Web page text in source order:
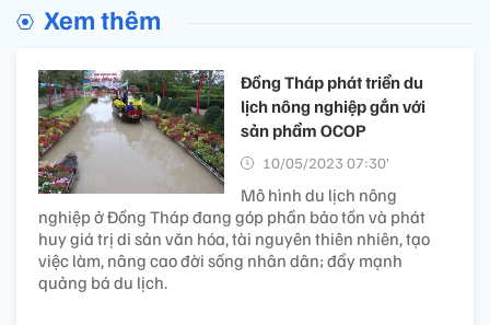
Xem thêm
Đồng Tháp phát triển du
lịch nông nghiệp gắn với
sản phẩm OCOP
10/05/2023 07:30’
Mô hình du lịch nông
nghiệp ở Đồng Tháp đang góp phần bảo tồn và phát
huy giá trị di sản văn hóa, tài nguyên thiên nhiên, tạo
việc làm, nâng cao đời sống nhân dân; đẩy mạnh
quảng bá du lịch.